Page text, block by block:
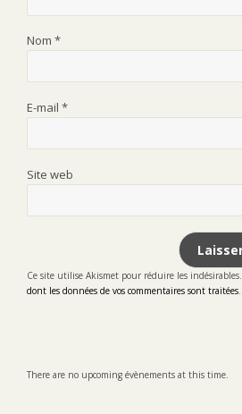
Nom *
E-mail *
Site web
Ce site utilise Akismet pour réduire les indésirables.
dont les données de vos commentaires sont traitées.
There are no upcoming évènements at this time.